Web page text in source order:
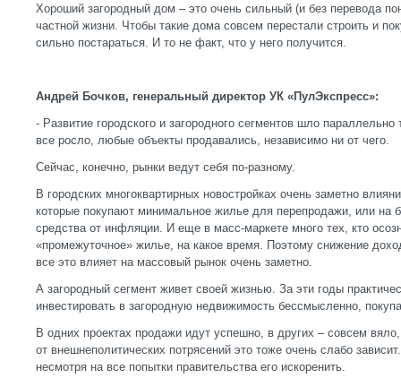
Хороший загородный дом – это очень сильный (и без перевода
частной жизни. Чтобы такие дома совсем перестали строить и
сильно постараться. И то не факт, что у него получится.
Андрей Бочков, генеральный директор УК «ПулЭкспресс»:
- Развитие городского и загородного сегментов шло параллельно
все росло, любые объекты продавались, независимо ни от чего.
Сейчас, конечно, рынки ведут себя по-разному.
В городских многоквартирных новостройках очень заметно
которые покупают минимальное жилье для перепродажи, или на
средства от инфляции. И еще в масс-маркете много тех, кто
«промежуточное» жилье, на какое время. Поэтому снижение
все это влияет на массовый рынок очень заметно.
А загородный сегмент живет своей жизнью. За эти годы
инвестировать в загородную недвижимость бессмысленно,
В одних проектах продажи идут успешно, в других – совсем
от внешнеполитических потрясений это тоже очень слабо
несмотря на все попытки правительства его искоренить.